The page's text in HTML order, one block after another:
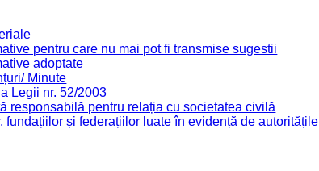
pentru care nu mai pot fi transmise sugestii
adoptate
Minute
Legii nr. 52/2003
responsabilă pentru relația cu societatea civilă
fundațiilor și federațiilor luate în evidență de autoritățile